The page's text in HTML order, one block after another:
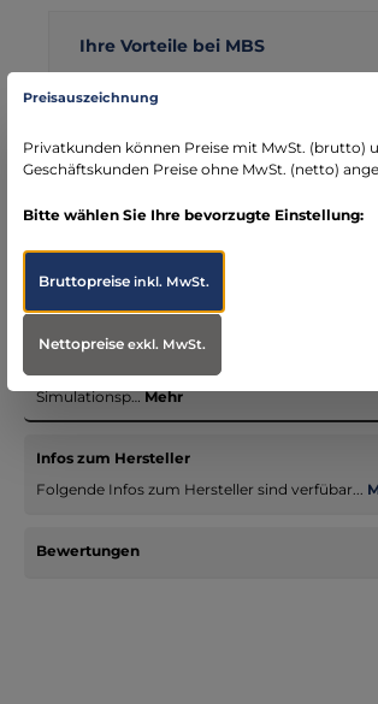
Ihre Vorteile bei MBS
DE)
seit über 15 Jahren kompetenter
Bereich Notfallmedizin
Diese Moulage zeigt eine Verbrennung III.
verbrannter Hautschicht. Die Moulage haftet
Simulationsp…Mehr
Infos zum Hersteller
Folgende Infos zum Hersteller sind verfübar...
Bewertungen
Preisauszeichnung
Privatkunden können Preise mit MwSt. (brutto)
Geschäftskunden Preise ohne MwSt. (netto)
Bitte wählen Sie Ihre bevorzugte Einstellung:
Bruttopreiseinkl. MwSt.
Nettopreiseexkl. MwSt.